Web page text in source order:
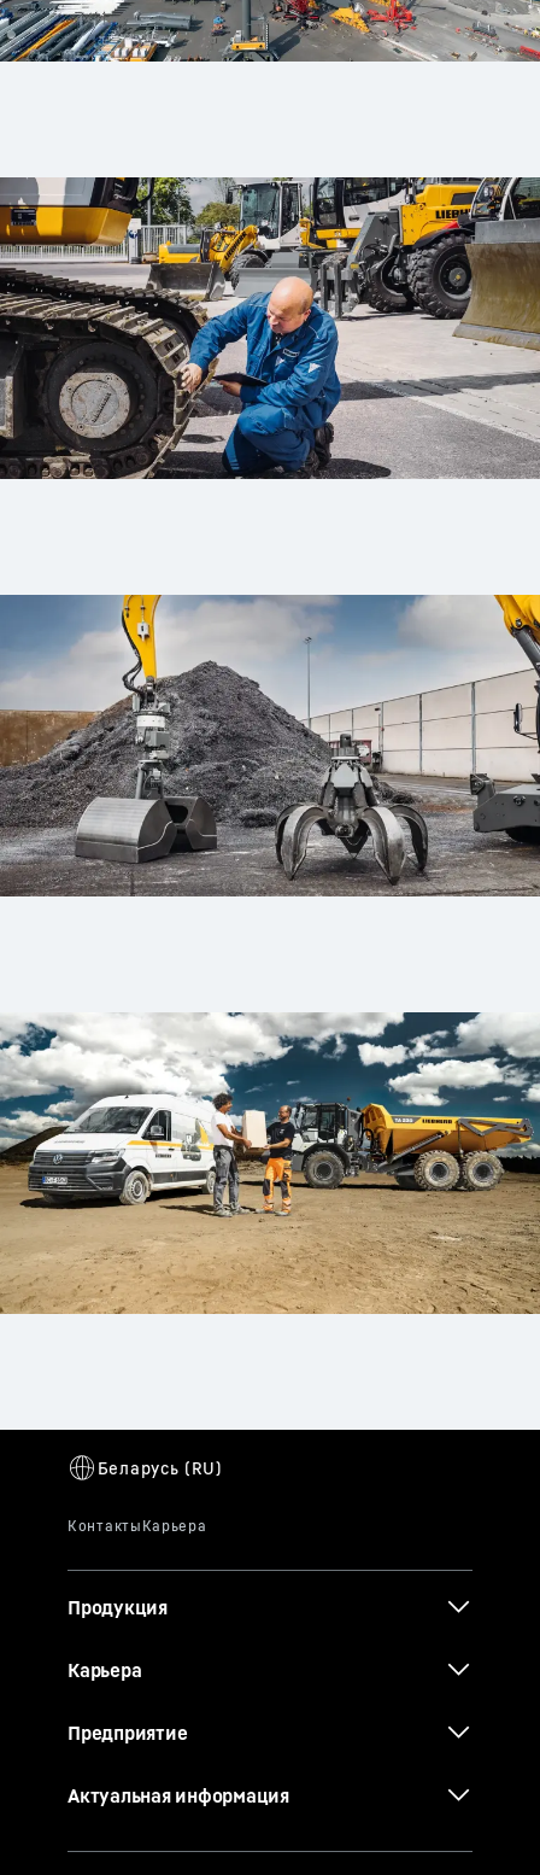
Продукция
Карьера
Предприятие
Актуальная информация